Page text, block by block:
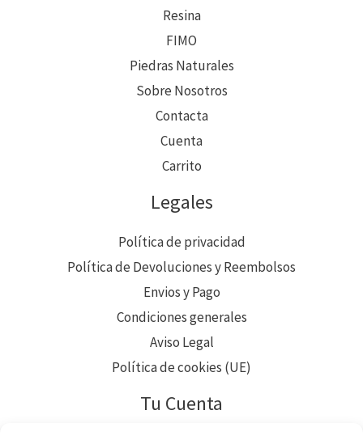
Resina
FIMO
Piedras Naturales
Sobre Nosotros
Contacta
Cuenta
Carrito
Legales
Política de privacidad
Política de Devoluciones y Reembolsos
Envios y Pago
Condiciones generales
Aviso Legal
Política de cookies (UE)
Tu Cuenta